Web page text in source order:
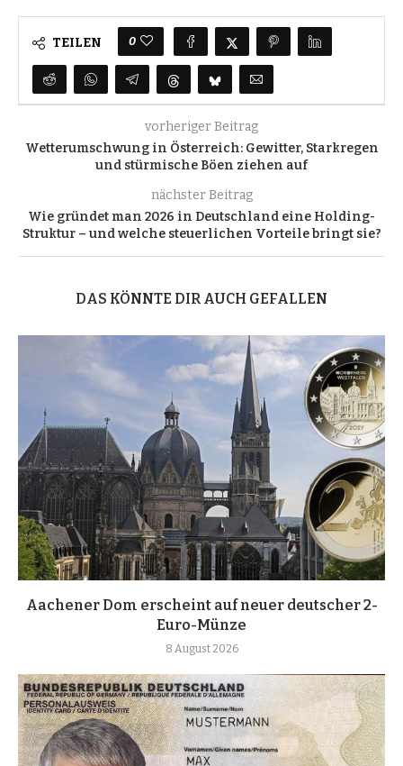
TEILEN 0
vorheriger Beitrag
Wetterumschwung in Österreich: Gewitter, Starkregen
und stürmische Böen ziehen auf
nächster Beitrag
Wie gründet man 2026 in Deutschland eine Holding-
Struktur – und welche steuerlichen Vorteile bringt sie?
DAS KÖNNTE DIR AUCH GEFALLEN
Aachener Dom erscheint auf neuer deutscher 2-
Euro-Münze
8 August 2026